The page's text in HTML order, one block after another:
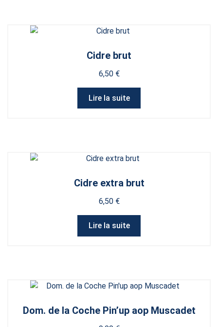
Cidre brut
6,50 €
Lire la suite
Cidre extra brut
6,50 €
Lire la suite
Dom. de la Coche Pin’up aop Muscadet